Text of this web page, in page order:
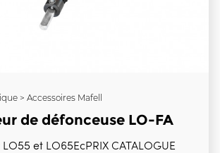
> Accessoires Mafell
de défonceuse LO-FA
et LO65EcPRIX CATALOGUE